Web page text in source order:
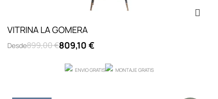
VITRINA LA GOMERA
Desde899,00 €809,10 €
ENVIO GRATIS MONTAJE GRATIS